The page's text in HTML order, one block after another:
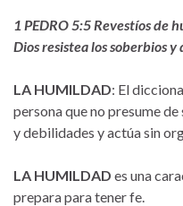
1 PEDRO 5:5 Revestíos de
Dios resistea los soberbios y
LA HUMILDAD: El
persona que no presume
y debilidades y actúa sin
LA HUMILDAD es una
prepara para tener fe.